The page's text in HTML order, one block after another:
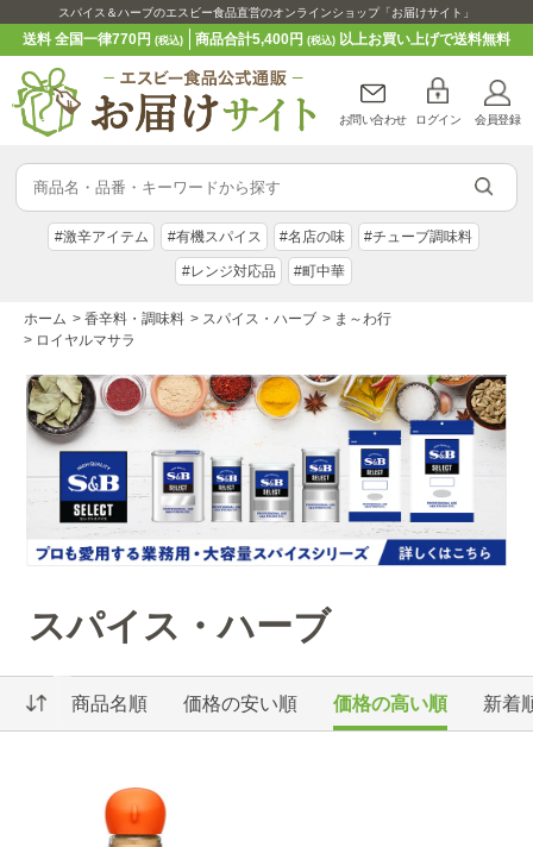
スパイス＆ハーブのエスビー食品直営のオンラインショップ「お届けサイト」
送料 全国一律770円(税込) 商品合計5,400円 (税込)以上お買い上げで送料無料
お問い合わせ ログイン 会員登録
#激辛アイテム #有機スパイス #名店の味 #チューブ調味料
#レンジ対応品 #町中華
ホーム > 香辛料・調味料 > スパイス・ハーブ > ま～わ行
> ロイヤルマサラ
スパイス・ハーブ
商品名順 価格の安い順 価格の高い順 新着